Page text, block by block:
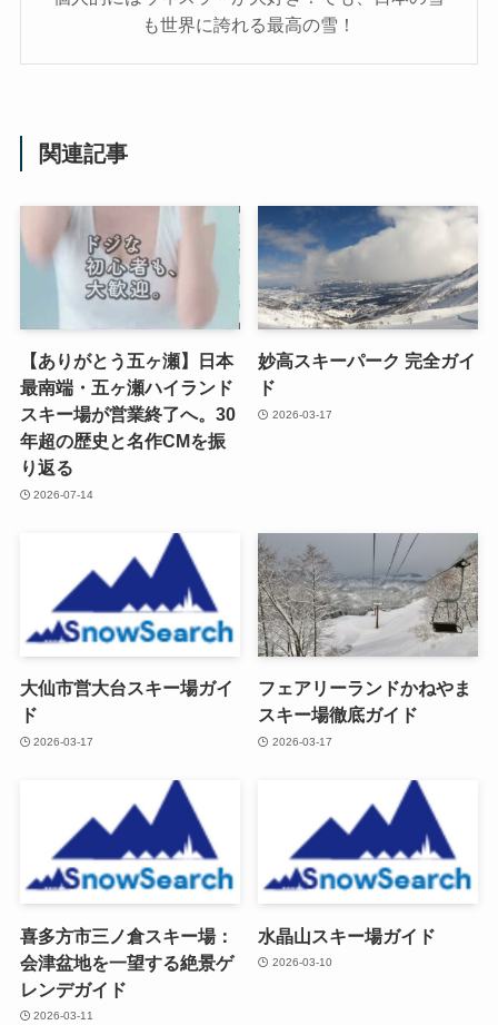
も世界に誇れる最高の雪！
関連記事
【ありがとう五ヶ瀬】日本
最南端・五ヶ瀬ハイランド
スキー場が営業終了へ。30
年超の歴史と名作CMを振
り返る
2026-07-14
妙高スキーパーク 完全ガイ
ド
2026-03-17
大仙市営大台スキー場ガイ
ド
2026-03-17
フェアリーランドかねやま
スキー場徹底ガイド
2026-03-17
喜多方市三ノ倉スキー場：
会津盆地を一望する絶景ゲ
レンデガイド
2026-03-11
水晶山スキー場ガイド
2026-03-10